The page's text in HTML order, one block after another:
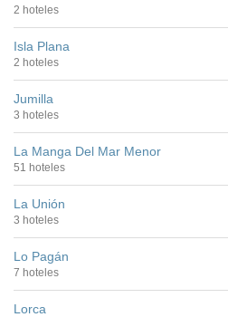
2 hoteles
Isla Plana
2 hoteles
Jumilla
3 hoteles
La Manga Del Mar Menor
51 hoteles
La Unión
3 hoteles
Lo Pagán
7 hoteles
Lorca